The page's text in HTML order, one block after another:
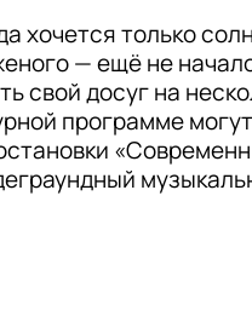
хочется только
— ещё не
свой досуг на
программе